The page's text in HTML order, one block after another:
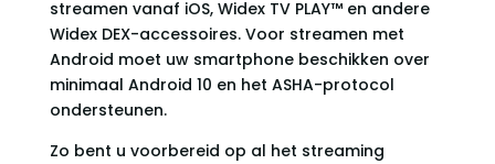
streamen vanaf iOS, Widex TV PLAY™ en andere
Widex DEX-accessoires. Voor streamen met
Android moet uw smartphone beschikken over
minimaal Android 10 en het ASHA-protocol
ondersteunen.
Zo bent u voorbereid op al het streaming